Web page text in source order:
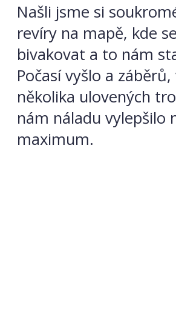
Našli jsme si
revíry na mapě, kde
bivakovat a to nám
Počasí vyšlo a
několika ulovených
nám náladu vylepšilo
maximum.